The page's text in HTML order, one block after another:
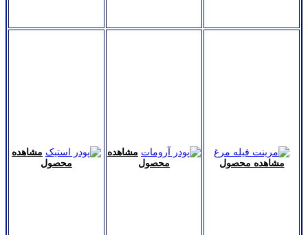
مشاهده محصول
مشاهده
محصول
مشاهده
محصول